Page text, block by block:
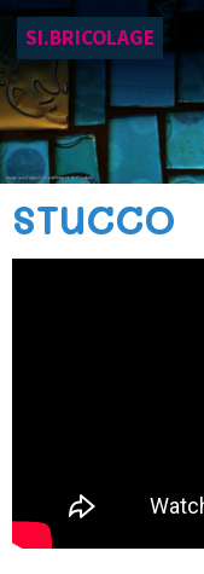
SI.BRICOLAGE
STUCCO